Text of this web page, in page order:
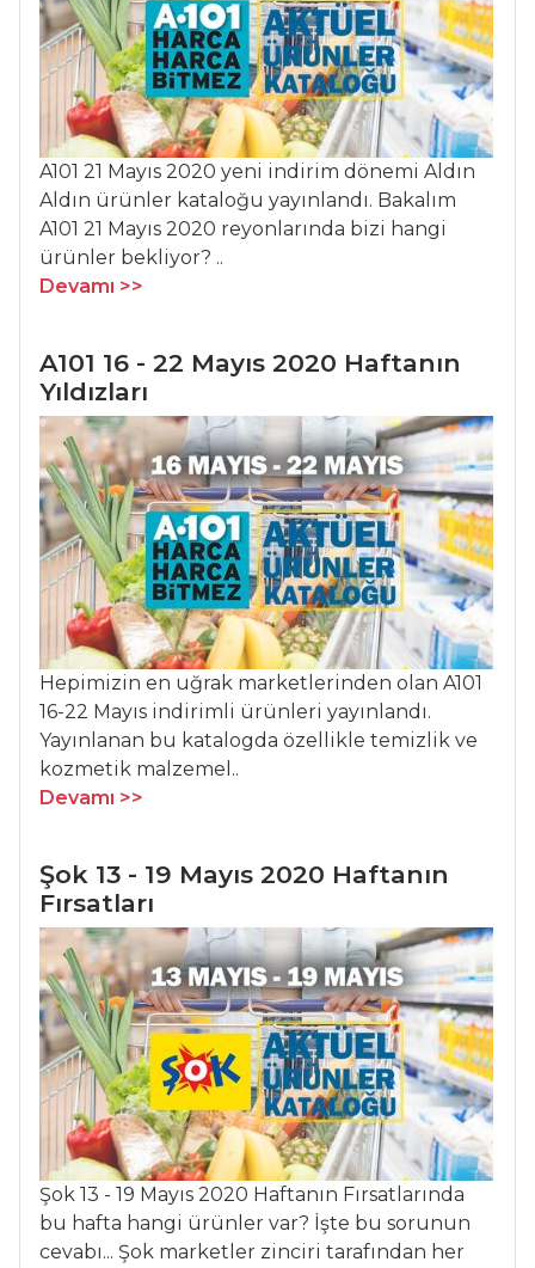
Tarifleri
BALIK
YEMEKLERI
Taze Kişnişli
Kırlangıç Köftesi
Karadeniz
Buğulama
Balık Yemekleri
Tüm Tarifleri
HAMUR İŞLERI
SEBZELİ VE
PİRİNÇLİ TART
Kalpli Florentin
KAYISILI VE
BADEMLİ TART
Hamur İşleri Tüm
Tarifleri
Bonfileli
Tagliatelle
Hamburger
Spaghetti
SAFRANLI PİLAV
Pilav ve Makarna
Tüm Tarifleri
ET YEMEKLERI
A101 21 Mayıs 2020 yeni indirim dönemi Aldın
Aldın ürünler kataloğu yayınlandı. Bakalım
A101 21 Mayıs 2020 reyonlarında bizi hangi
ürünler bekliyor? ..
Devamı >>
A101 16 - 22 Mayıs 2020 Haftanın
Yıldızları
Hepimizin en uğrak marketlerinden olan A101
16-22 Mayıs indirimli ürünleri yayınlandı.
Yayınlanan bu katalogda özellikle temizlik ve
kozmetik malzemel..
Devamı >>
Şok 13 - 19 Mayıs 2020 Haftanın
Fırsatları
Şok 13 - 19 Mayıs 2020 Haftanın Fırsatlarında
bu hafta hangi ürünler var? İşte bu sorunun
cevabı... Şok marketler zinciri tarafından her